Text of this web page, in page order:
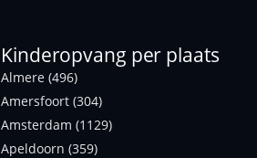
Kinderopvang per plaats
Almere (496)
Amersfoort (304)
Amsterdam (1129)
Apeldoorn (359)